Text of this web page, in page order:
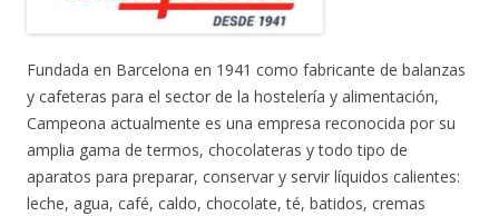
Fundada en Barcelona en 1941 como fabricante de balanzas
y cafeteras para el sector de la hostelería y alimentación,
Campeona actualmente es una empresa reconocida por su
amplia gama de termos, chocolateras y todo tipo de
aparatos para preparar, conservar y servir líquidos calientes:
leche, agua, café, caldo, chocolate, té, batidos, cremas